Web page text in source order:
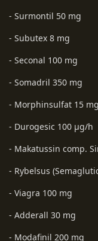
- Surmontil 50 mg
- Subutex 8 mg
- Seconal 100 mg
- Somadril 350 mg
- Morphinsulfat 15 mg
- Durogesic 100 µg/h
- Makatussin comp.
- Rybelsus
- Viagra 100 mg
- Adderall 30 mg
- Modafinil 200 mg